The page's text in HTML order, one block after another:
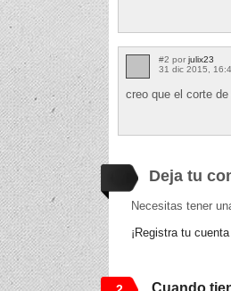
#2 por julix23
31 dic 2015,
creo que el corte
Deja tu
Necesitas tener
¡Registra tu